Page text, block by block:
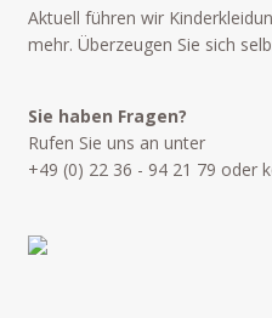
Aktuell führen wir
mehr. Überzeugen Sie sich
Sie haben Fragen?
Rufen Sie uns an unter
+49 (0) 22 36 - 94 21 79 oder